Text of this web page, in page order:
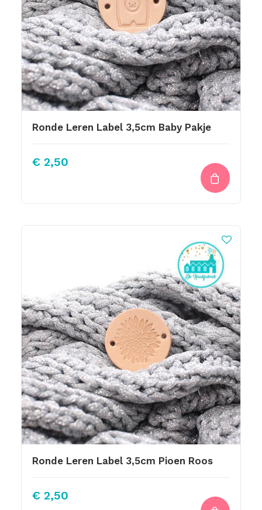
Ronde Leren Label 3,5cm Baby Pakje
€ 2,50
Ronde Leren Label 3,5cm Pioen Roos
€ 2,50